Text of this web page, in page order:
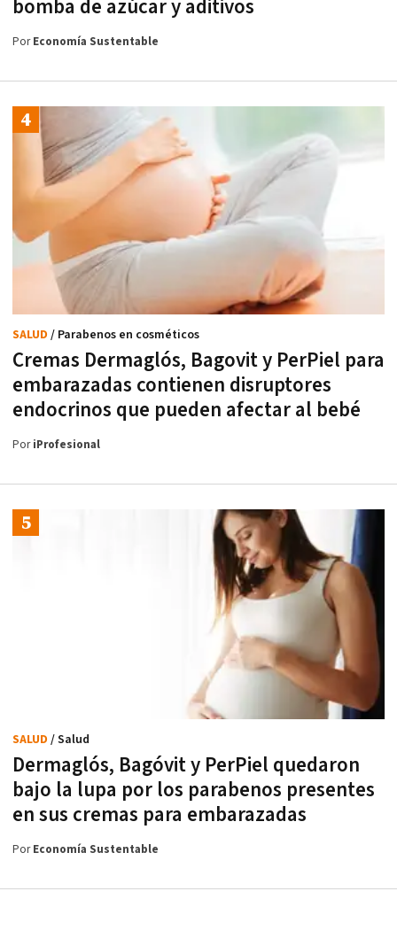
bomba de azúcar y aditivos
PorEconomía Sustentable
Cremas Dermaglós, Bagovit y PerPiel para
embarazadas contienen disruptores
endocrinos que pueden afectar al bebé
SALUD / Parabenos en cosméticos
PoriProfesional
Dermaglós, Bagóvit y PerPiel quedaron
bajo la lupa por los parabenos presentes
en sus cremas para embarazadas
SALUD / Salud
PorEconomía Sustentable